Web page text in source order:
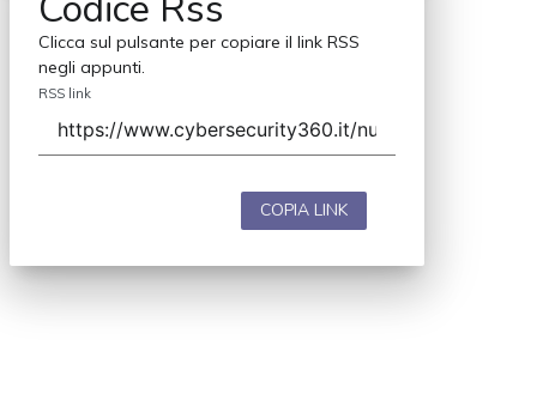
Clicca sul pulsante per copiare il link RSS
negli appunti.
RSS link
COPIA LINK